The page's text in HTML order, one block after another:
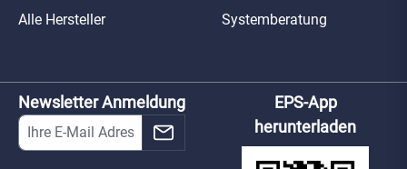
Alle Hersteller Systemberatung
Newsletter Anmeldung
EPS-App
herunterladen